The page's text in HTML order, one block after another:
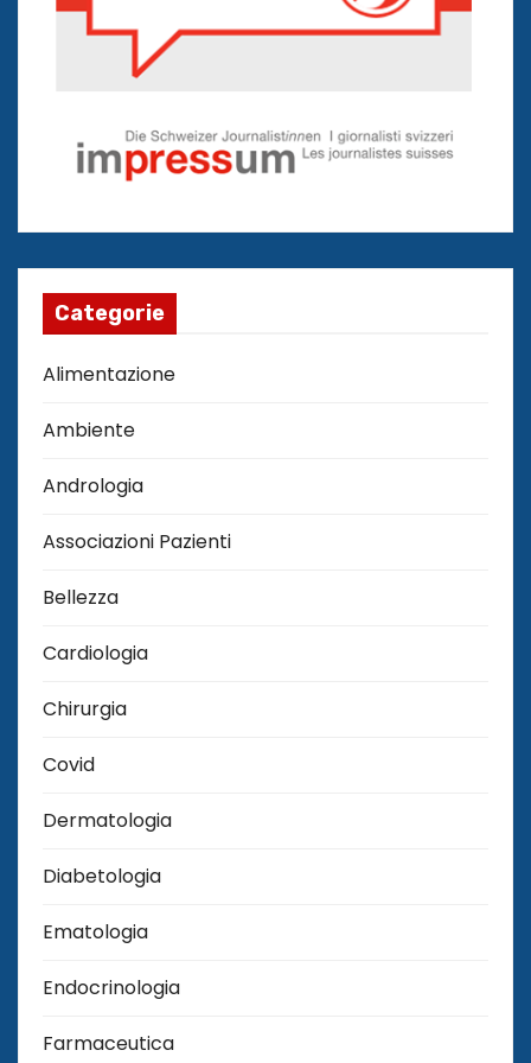
Categorie
Alimentazione
Ambiente
Andrologia
Associazioni Pazienti
Bellezza
Cardiologia
Chirurgia
Covid
Dermatologia
Diabetologia
Ematologia
Endocrinologia
Farmaceutica